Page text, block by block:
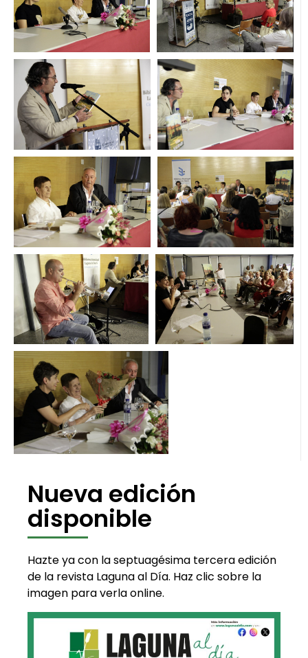
Nueva edición
disponible
Hazte ya con la septuagésima tercera edición
de la revista Laguna al Día. Haz clic sobre la
imagen para verla online.